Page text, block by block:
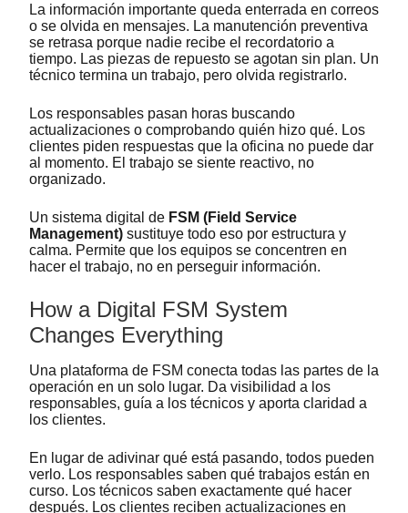
La información importante queda enterrada en correos
o se olvida en mensajes. La manutención preventiva
se retrasa porque nadie recibe el recordatorio a
tiempo. Las piezas de repuesto se agotan sin plan. Un
técnico termina un trabajo, pero olvida registrarlo.
Los responsables pasan horas buscando
actualizaciones o comprobando quién hizo qué. Los
clientes piden respuestas que la oficina no puede dar
al momento. El trabajo se siente reactivo, no
organizado.
Un sistema digital de FSM (Field Service
Management) sustituye todo eso por estructura y
calma. Permite que los equipos se concentren en
hacer el trabajo, no en perseguir información.
How a Digital FSM System
Changes Everything
Una plataforma de FSM conecta todas las partes de la
operación en un solo lugar. Da visibilidad a los
responsables, guía a los técnicos y aporta claridad a
los clientes.
En lugar de adivinar qué está pasando, todos pueden
verlo. Los responsables saben qué trabajos están en
curso. Los técnicos saben exactamente qué hacer
después. Los clientes reciben actualizaciones en